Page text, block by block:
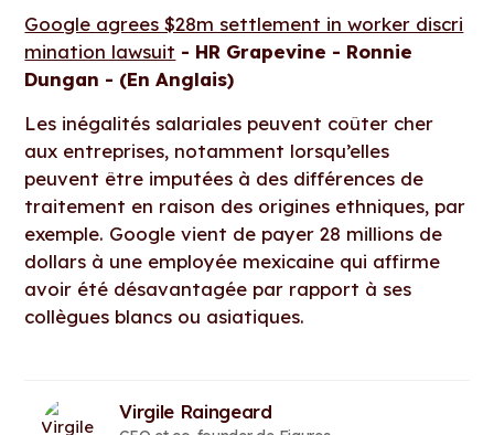
Google agrees $28m settlement in worker discri
mination lawsuit - HR Grapevine - Ronnie
Dungan - (En Anglais)
Les inégalités salariales peuvent coûter cher
aux entreprises, notamment lorsqu’elles
peuvent être imputées à des différences de
traitement en raison des origines ethniques, par
exemple. Google vient de payer 28 millions de
dollars à une employée mexicaine qui affirme
avoir été désavantagée par rapport à ses
collègues blancs ou asiatiques.
Virgile Raingeard